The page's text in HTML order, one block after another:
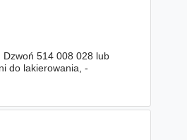
Dzwoń 514 008 028 lub
do lakierowania, -